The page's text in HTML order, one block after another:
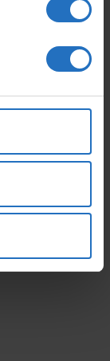
199 €
15 jours de travail